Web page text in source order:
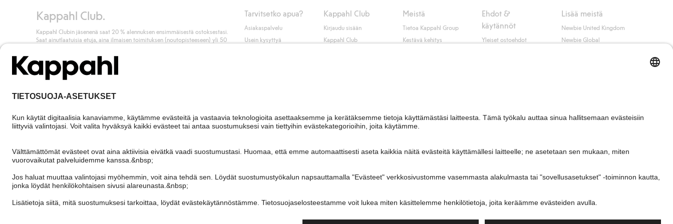
Kappahl Club.
Kappahl Clubin jäsenenä saat 20 % alennuksen ensimmäisestä ostoksestasi.
Saat ainutlaatuisia etuja, aina ilmaisen toimituksen (noutopisteeseen) yli 50
Liity jäseneksi
Tarvitsetko apua?
Asiakaspalvelu
Usein kysyttyä
Peru ostoksesi
Kappahl Club
Kirjaudu sisään
Kappahl Club
Meistä
Tietoa Kappahl Group
Kestävä kehitys
Ehdot &
käytännöt
Yleiset ostoehdot
Lisää meistä
Newbie United Kingdom
Newbie Global
Finland Vaihda maata
Cookies